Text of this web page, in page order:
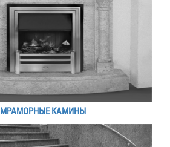
МРАМОРНЫЕ КАМИНЫ